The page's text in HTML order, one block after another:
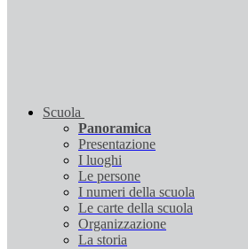
Scuola
Panoramica
Presentazione
I luoghi
Le persone
I numeri della scuola
Le carte della scuola
Organizzazione
La storia